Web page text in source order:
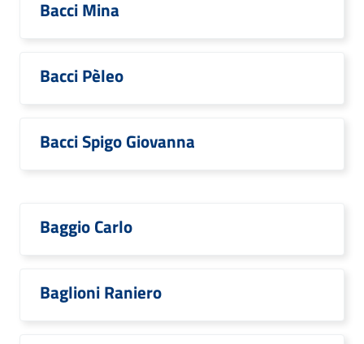
Bacci Mina
Bacci Pèleo
Bacci Spigo Giovanna
Baggio Carlo
Baglioni Raniero